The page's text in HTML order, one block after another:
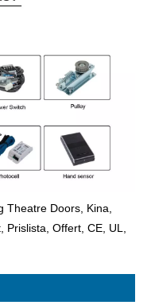
Theatre Doors, Kina,
Offert, CE, UL,